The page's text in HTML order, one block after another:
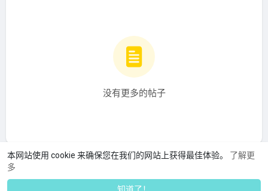
本网站使用 cookie 来确保您在我们的网站上获得最佳体验。 了解更
多
没有更多的帖子